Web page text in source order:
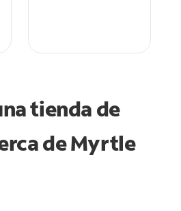
tienda de
de Myrtle